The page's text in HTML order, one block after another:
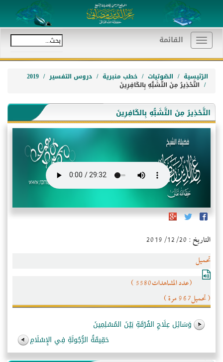
Toggle
navigation
القائمة
الرّئيسية الصّوتيات خطب منبرية دروس التفسير 2019
التَّحْذِيرُ مِنَ التَّشَبُّهِ بِالكَافِرِينَ
التَّحْذِيرُ مِنَ التَّشَبُّهِ بِالكَافِرِينَ
التاريخ : 2019/12/20
تحميل
(عدد المشاهدات5580 )
( تحميل967 مرة )
وَسَائِل عِلَاجِ الفُرْقَةِ بَيْنَ المُسْلِمِينَ
حَقِيقَةُ الرُّجُولَةِ فِي الإِسْلَامِ